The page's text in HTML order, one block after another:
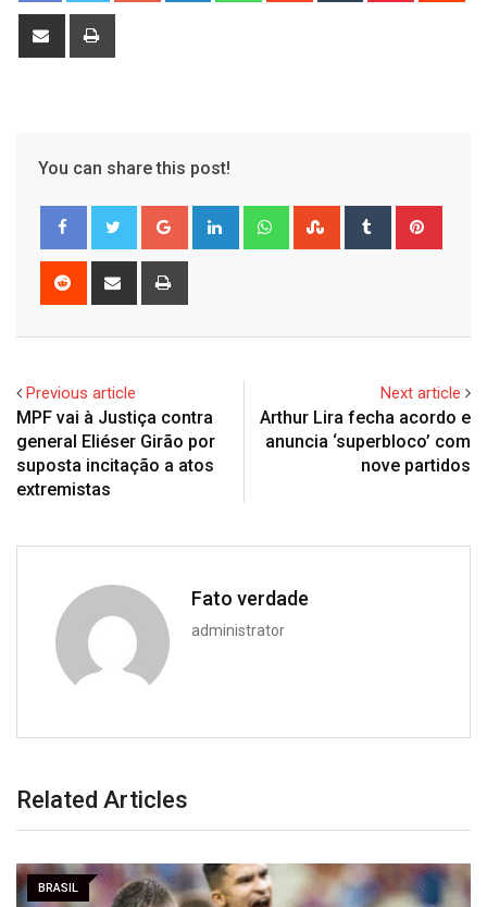
Share
You can share this post!
Google+ LinkedIn WhatsappStumbleUpon
Tumblr
Reddit
Share
Previous article
MPF vai à Justiça contra
general Eliéser Girão por
suposta incitação a atos
extremistas
Next article
Arthur Lira fecha acordo e
anuncia ‘superbloco’ com
nove partidos
Fato verdade
administrator
Related Articles
BRASIL